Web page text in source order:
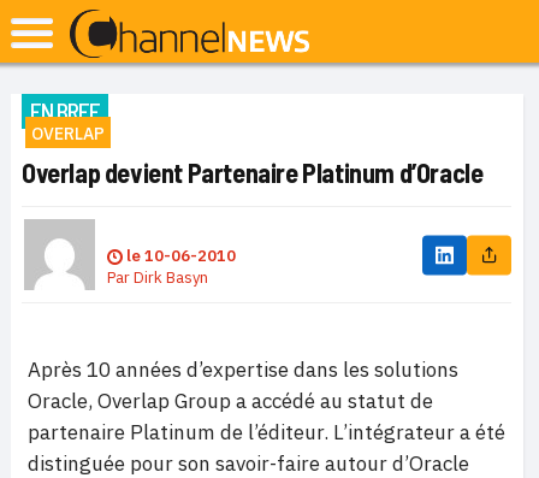
EN BREF
OVERLAP
Overlap devient Partenaire Platinum d’Oracle
le10-06-2010
ParDirk Basyn
Après 10 années d’expertise dans les solutions
Oracle, Overlap Group a accédé au statut de
partenaire Platinum de l’éditeur. L’intégrateur a été
distinguée pour son savoir-faire autour d’Oracle